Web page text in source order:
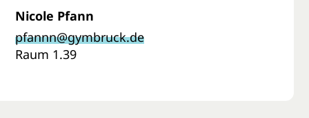
Nicole Pfann
pfannn@gymbruck.de
Raum 1.39